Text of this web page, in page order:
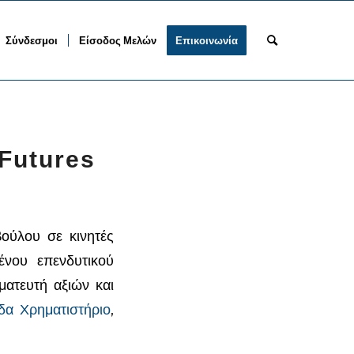
Σύνδεσμοι Είσοδος Μελών Επικοινωνία
σε κινητές
επενδυτικού
αξιών και
Χρηματιστήριο,